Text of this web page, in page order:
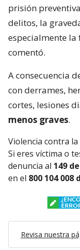
prisión
delitos, la
especialmente la
comentó.
A consecuencia
con derrames,
cortes, lesiones
menos graves.
Violencia contra
Si eres víctima o
denuncia al 149
en el 800 104 008
Revisa nuestra